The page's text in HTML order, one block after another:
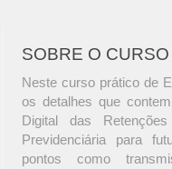
SOBRE O CURSO
Neste curso prático de
os detalhes que
Digital das
Previdenciária para
pontos como